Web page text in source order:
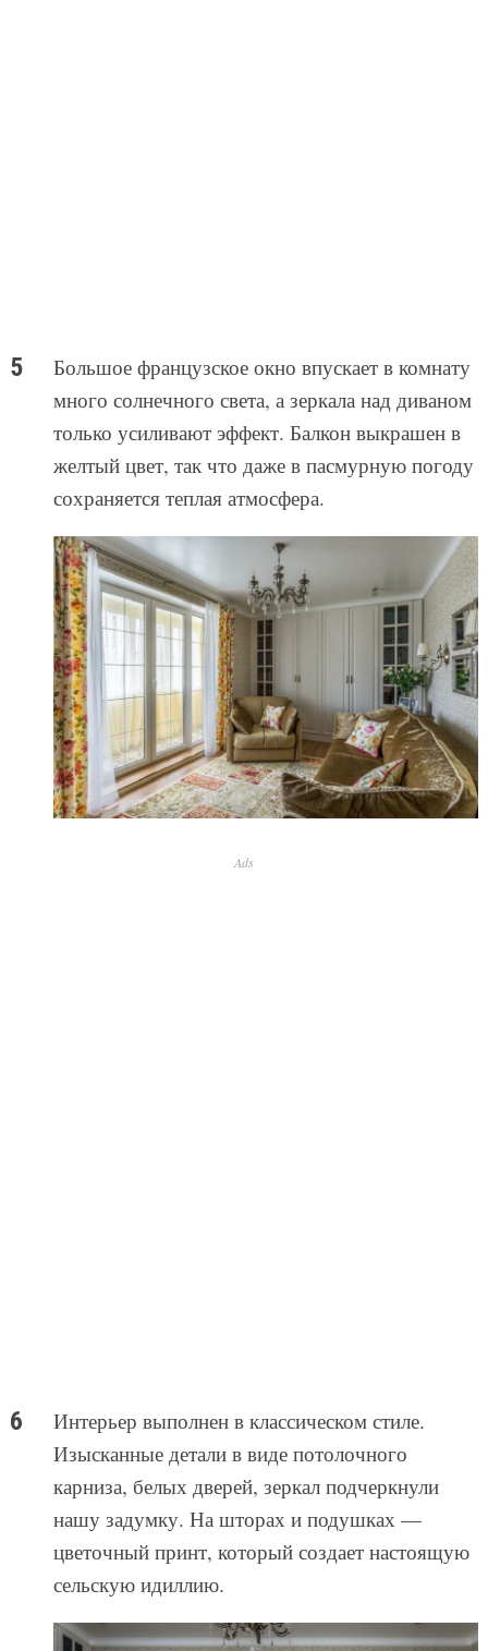
Большое французское окно впускает в комнату
много солнечного света, а зеркала над диваном
только усиливают эффект. Балкон выкрашен в
желтый цвет, так что даже в пасмурную погоду
сохраняется теплая атмосфера.
Ads
Интерьер выполнен в классическом стиле.
Изысканные детали в виде потолочного
карниза, белых дверей, зеркал подчеркнули
нашу задумку. На шторах и подушках —
цветочный принт, который создает настоящую
сельскую идиллию.